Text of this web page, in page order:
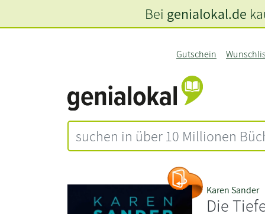
Gutschein
Bei genialokal.de
Karen Sander
Die